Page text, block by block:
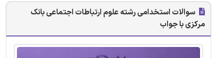
سوالات استخدامی رشته علوم ارتباطات اجتماعی بانک
مرکزی با جواب